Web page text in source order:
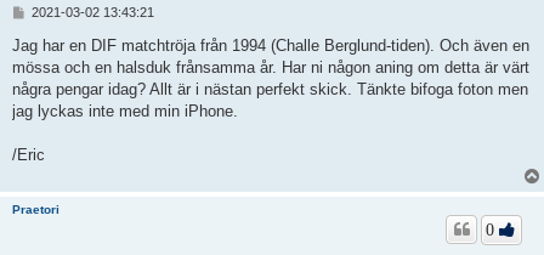
l
ä
g
g
2021-03-02 13:43:21
Jag har en DIF matchtröja från 1994 (Challe Berglund-tiden). Och även en
mössa och en halsduk frånsamma år. Har ni någon aning om detta är värt
några pengar idag? Allt är i nästan perfekt skick. Tänkte bifoga foton men
jag lyckas inte med min iPhone.
/Eric
Praetori
0